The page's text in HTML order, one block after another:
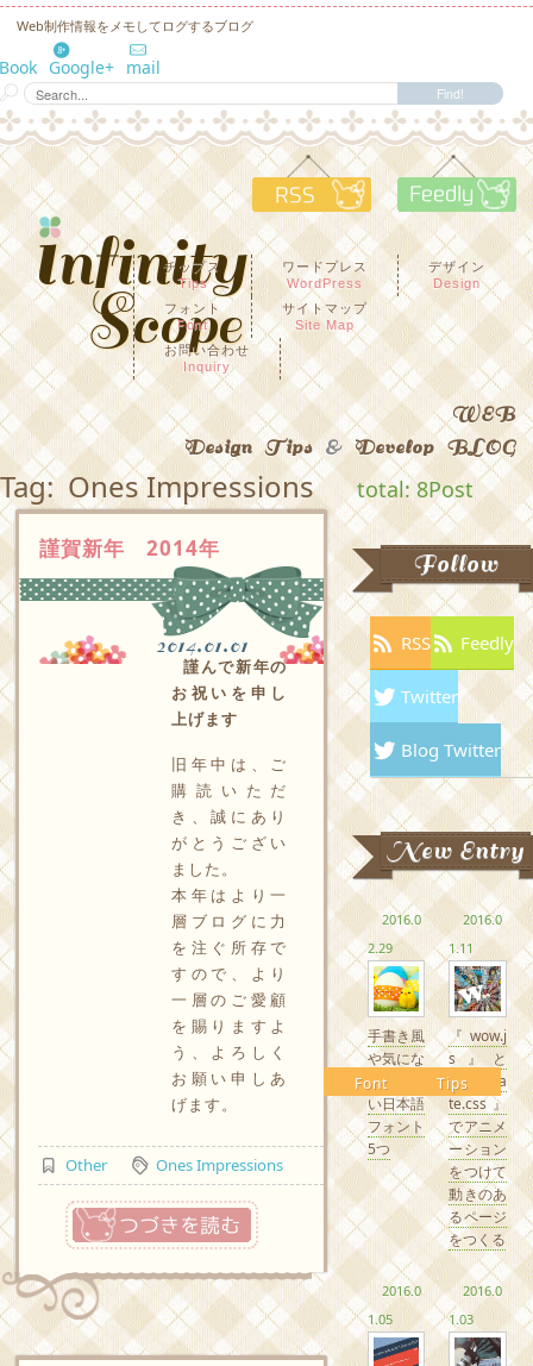
Web制作情報をメモしてログするブログ
Google+ mail
RSS
チップス
Tips
ワードプレス
WordPress
デザイン
Design
フォント
Font
サイトマップ
Site Map
お問い合わせ
Inquiry
WEB
Design Tips & Develop BLOG
Tag: Ones Impressions total: 8Post
謹賀新年 2014年
2014.01.01
謹んで新年の
お祝いを申し
上げます
旧年中は、ご
購読いただ
き、誠にあり
がとうござい
ました。
本年はより一
層ブログに力
を注ぐ所存で
すので、より
一層のご愛顧
を賜りますよ
う、よろしく
お願い申しあ
げます。
Other Ones Impressions
つづきを読む
Follow
RSS Feedly
Twitter
Blog Twitter
New Entry
2016.0
2.29
Font
手書き風
や気にな
るかわい
い日本語
フォント
5つ
2016.0
1.11
Tips
『wow.j
s』と
『Anima
te.css』
でアニメ
ーション
をつけて
動きのあ
るページ
をつくる
2016.0
1.05
2016.0
1.03